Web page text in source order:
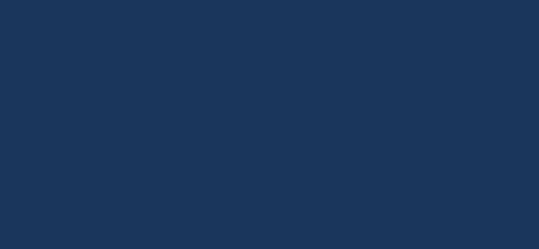
omasz Klimsiak​ (​UMK), Problem
Abstrakt: Badamy problem Dirichleta dla równań
Obejmujemy w ujednoliconej formie równania z
symetrycznymi regularnymi formami Dirichleta. W
potencjału.Celem wykładu jest podanie dobrej
istniejącymi podejściami oraz sformułowanie
W wystąpieniu będę omawiał wyniki pracy: